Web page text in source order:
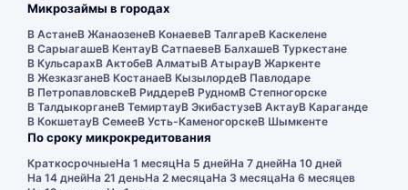
Микрозаймы в городах
В АстанеВ ЖанаозенеВ КонаевеВ ТалгареВ Каскелене
В СарыагашеВ КентауВ СатпаевеВ БалхашеВ Туркестане
В КульсарахВ АктобеВ АлматыВ АтырауВ Жаркенте
В ЖезказганеВ КостанаеВ КызылордеВ Павлодаре
В ПетропавловскеВ РиддереВ РудномВ Степногорске
В ТалдыкорганеВ ТемиртауВ ЭкибастузеВ АктауВ Караганде
В КокшетауВ СемееВ Усть-КаменогорскеВ Шымкенте
По сроку микрокредитования
КраткосрочныеНа 1 месяцНа 5 днейНа 7 днейНа 10 дней
На 14 днейНа 21 деньНа 2 месяцаНа 3 месяцаНа 6 месяцев